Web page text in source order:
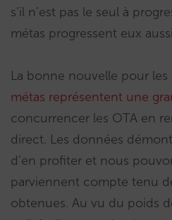
s’il n’est pas le seul à
métas progressent eux
La bonne nouvelle pour les
métas représentent une
concurrencer les OTA en
direct. Les données
d’en profiter et nous
parviennent compte tenu
obtenues. Au vu du poids